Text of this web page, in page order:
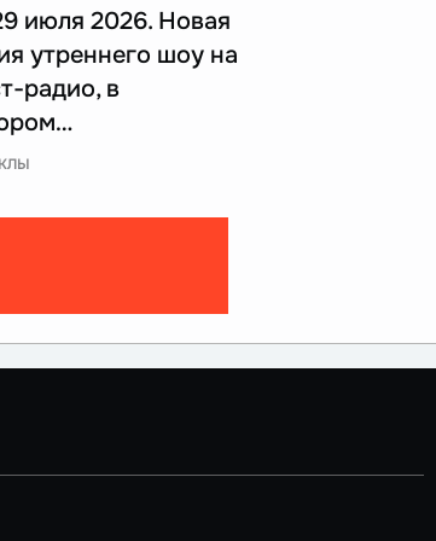
июля 2026. Новая
утреннего шоу на
радио, в